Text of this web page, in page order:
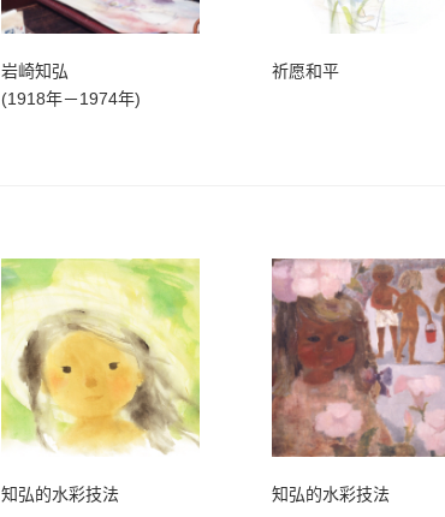
岩崎知弘
(1918年－1974年)
祈愿和平
知弘的水彩技法 知弘的水彩技法